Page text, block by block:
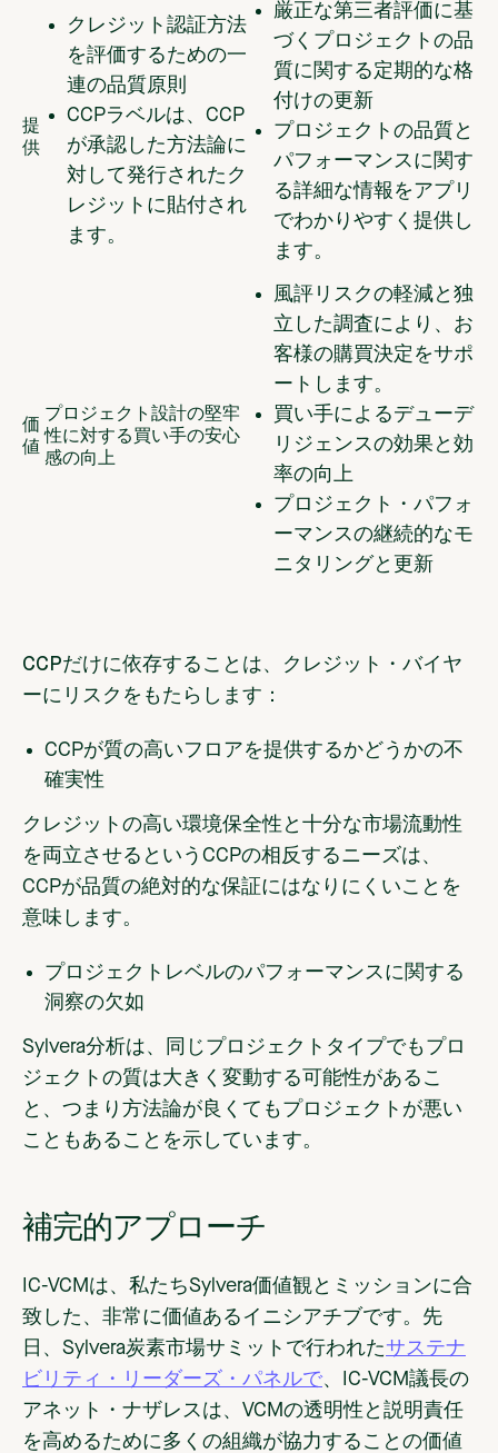
提
供
クレジット認証方法
を評価するための一
連の品質原則
CCPラベルは、CCP
が承認した方法論に
対して発行されたク
レジットに貼付され
ます。
厳正な第三者評価に基
づくプロジェクトの品
質に関する定期的な格
付けの更新
プロジェクトの品質と
パフォーマンスに関す
る詳細な情報をアプリ
でわかりやすく提供し
ます。
価
値
プロジェクト設計の堅牢
性に対する買い手の安心
感の向上
風評リスクの軽減と独
立した調査により、お
客様の購買決定をサポ
ートします。
買い手によるデューデ
リジェンスの効果と効
率の向上
プロジェクト・パフォ
ーマンスの継続的なモ
ニタリングと更新
CCPだけに依存することは、クレジット・バイヤ
ーにリスクをもたらします：
CCPが質の高いフロアを提供するかどうかの不
確実性
クレジットの高い環境保全性と十分な市場流動性
を両立させるというCCPの相反するニーズは、
CCPが品質の絶対的な保証にはなりにくいことを
意味します。
プロジェクトレベルのパフォーマンスに関する
洞察の欠如
Sylvera分析は、同じプロジェクトタイプでもプロ
ジェクトの質は大きく変動する可能性があるこ
と、つまり方法論が良くてもプロジェクトが悪い
こともあることを示しています。
補完的アプローチ
IC-VCMは、私たちSylvera価値観とミッションに合
致した、非常に価値あるイニシアチブです。先
日、Sylvera炭素市場サミットで行われたサステナ
ビリティ・リーダーズ・パネルで、IC-VCM議長の
アネット・ナザレスは、VCMの透明性と説明責任
を高めるために多くの組織が協力することの価値